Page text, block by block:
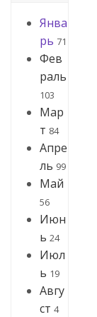
Янва
рь 71
Фев
раль
103
Мар
т 84
Апре
ль 99
Май
56
Июн
ь 24
Июл
ь 19
Авгу
ст 4